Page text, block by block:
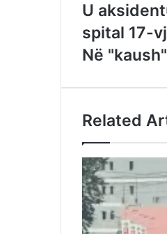
U
spital 17-
Në
Related